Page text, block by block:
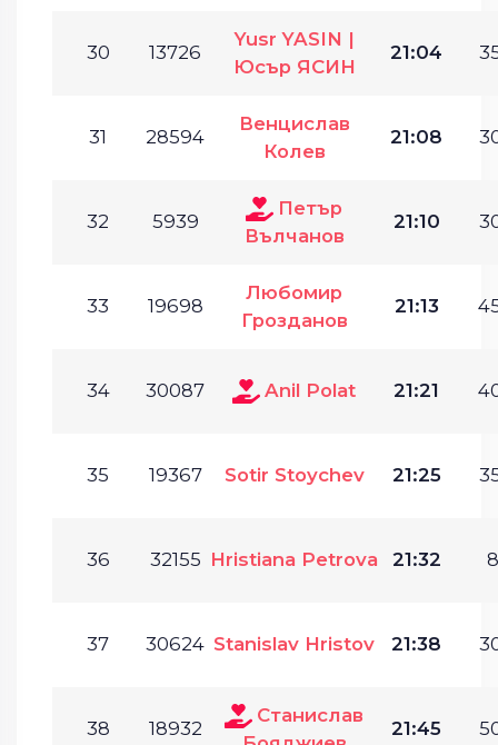
30 13726
Yusr YASIN |
Юсър ЯСИН
21:04
31 28594
Венцислав
Колев
21:08
32 5939
Петър
Вълчанов
21:10
33 19698
Любомир
Грозданов
21:13
34 30087 Anil Polat 21:21
35 19367 Sotir Stoychev 21:25
36 32155 Hristiana Petrova 21:32
37 30624 Stanislav Hristov 21:38
38 18932
Станислав
21:45